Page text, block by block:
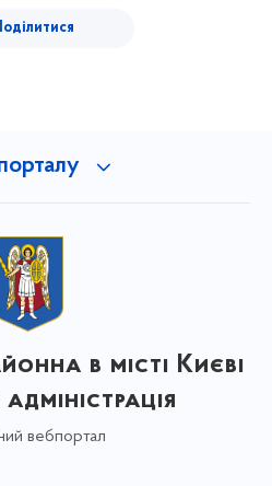
в місті Києві
вебпортал